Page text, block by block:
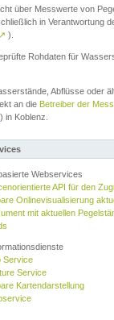
über Messwerte von
in Verantwortung
↗ ).
Rohdaten für
Abflüsse oder
an die Betreiber der
) in Koblenz.
Webservices
API für den
Onlinevisualisierung
mit aktuellen
Service
Service
Kartendarstellung